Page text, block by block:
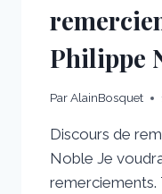
Philippe
ParAlainBosquet
Discours de
Noble Je
remerciements.